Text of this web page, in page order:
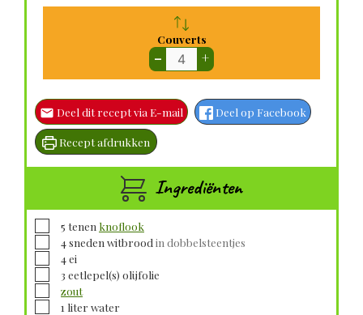
Couverts
– +
Deel dit recept via E-mail Deel op Facebook
Recept afdrukken
Ingrediënten
▢
5 tenen knoflook
▢4sneden witbrood in dobbelsteentjes
▢4ei
▢
3 eetlepel(s) olijfolie
▢
zout
▢1 liter water